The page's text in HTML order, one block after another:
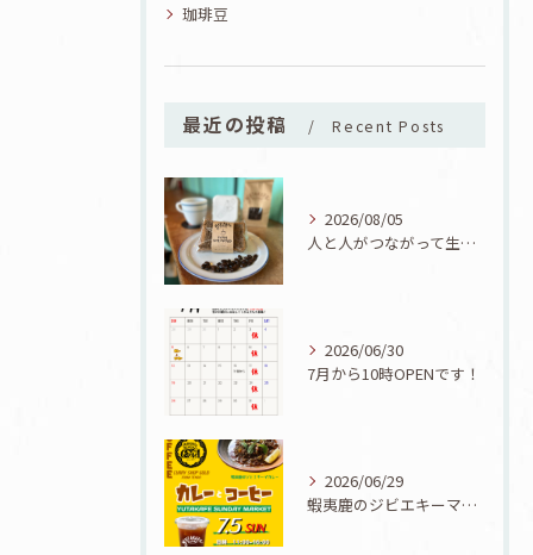
珈琲豆
最近の投稿 Recent Posts
2026/08/05
人と人がつながって生まれた一品！ユタカフェオリジナルコーヒーシフォン誕生！
2026/06/30
7月から10時OPENです！
2026/06/29
蝦夷鹿のジビエキーマカレーが食べられる7/5『カレーとコーヒーと七夕』開催！